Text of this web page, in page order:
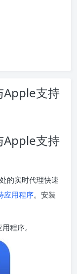
Apple支持
Apple支持
的实时代理快速
应用程序。安装
程序。